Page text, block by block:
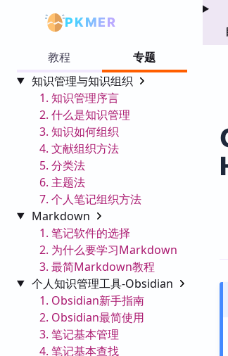
PKMER
教程
专题
知识管理与知识组织
1. 知识管理序言
2. 什么是知识管理
3. 知识如何组织
4. 文献组织方法
5. 分类法
6. 主题法
7. 个人笔记组织方法
Markdown
1. 笔记软件的选择
2. 为什么要学习Markdown
3. 最简Markdown教程
个人知识管理工具-Obsidian
1. Obsidian新手指南
2. Obsidian最简使用
3. 笔记基本管理
4. 笔记基本查找